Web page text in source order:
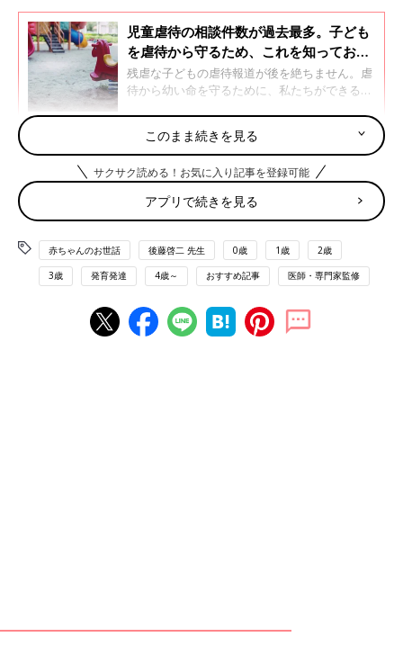
児童虐待の相談件数が過去最多。子ども
を虐待から守るため、これを知っておい
て！【専門家】
残虐な子どもの虐待報道が後を絶ちません。虐
待から幼い命を守るために、私たちができるこ
藤啓二先生は、子ども虐待・性犯罪をなくす会
「NPO法人シンクキッズ」代表理事も務めてい
ます。
子どもの虐待は、内縁関係などではなく実親からの
虐待が大半
子どもの虐待というと暴力をイメージするママやパパもいると思
います。しかし厚生労働省が発表した、令和2年度の児童虐待相
談内容を見ると、最も多いのは心理的虐待12万1325件（全体の
59.2％）。続いて身体的虐待5万33件（24.4％）、ネグレクト3万
――全体の約60%を占める心理的虐待とは、どのような虐待でし
このまま続きを見る
サクサク読める！お気に入り記事を登録可能
アプリで続きを見る
赤ちゃんのお世話 後藤啓二 先生 0歳 1歳 2歳
3歳 発育発達 4歳～ おすすめ記事 医師・専門家監修